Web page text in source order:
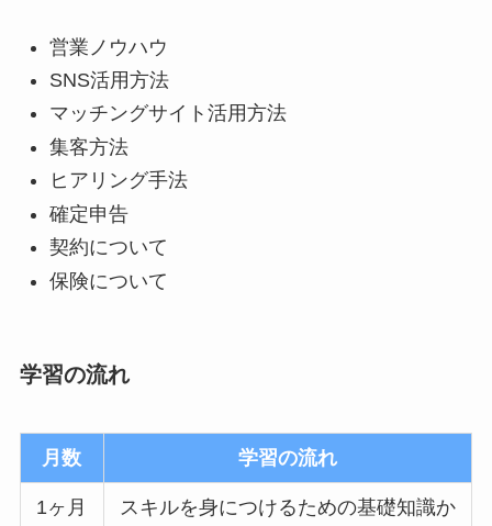
営業ノウハウ
SNS活用方法
マッチングサイト活用方法
集客方法
ヒアリング手法
確定申告
契約について
保険について
学習の流れ
月数 学習の流れ
1ヶ月
スキルを身につけるための基礎知識か